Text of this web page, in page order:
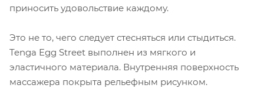
приносить удовольствие каждому.
Это не то, чего следует стесняться или стыдиться.
Tenga Egg Street выполнен из мягкого и
эластичного материала. Внутренняя поверхность
массажера покрыта рельефным рисунком.